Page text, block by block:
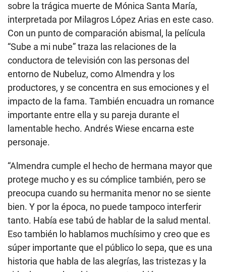
sobre la trágica muerte de Mónica Santa María,
interpretada por Milagros López Arias en este caso.
Con un punto de comparación abismal, la película
“Sube a mi nube” traza las relaciones de la
conductora de televisión con las personas del
entorno de Nubeluz, como Almendra y los
productores, y se concentra en sus emociones y el
impacto de la fama. También encuadra un romance
importante entre ella y su pareja durante el
lamentable hecho. Andrés Wiese encarna este
personaje.
“Almendra cumple el hecho de hermana mayor que
protege mucho y es su cómplice también, pero se
preocupa cuando su hermanita menor no se siente
bien. Y por la época, no puede tampoco interferir
tanto. Había ese tabú de hablar de la salud mental.
Eso también lo hablamos muchísimo y creo que es
súper importante que el público lo sepa, que es una
historia que habla de las alegrías, las tristezas y la